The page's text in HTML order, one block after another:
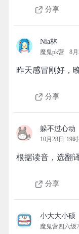
分享
Nia林
魔鬼pk营 8
昨天感冒刚好，
分享
躲不过心动
10月28日 19
根据读音，选翻
分享
小大大小硕
魔鬼营四六级